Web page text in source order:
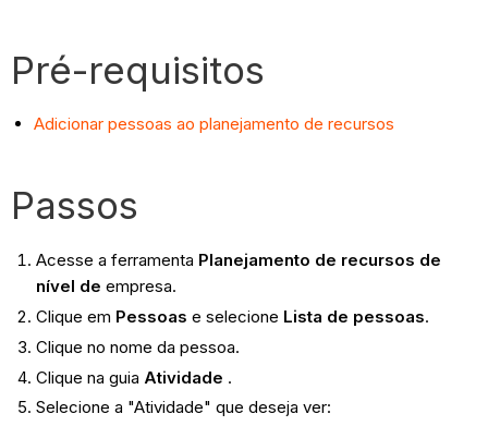
Pré-requisitos
Adicionar pessoas ao planejamento de recursos
Passos
Acesse a ferramenta Planejamento de recursos de
nível de empresa.
Clique em Pessoas e selecione Lista de pessoas.
Clique no nome da pessoa.
Clique na guia Atividade .
Selecione a "Atividade" que deseja ver: